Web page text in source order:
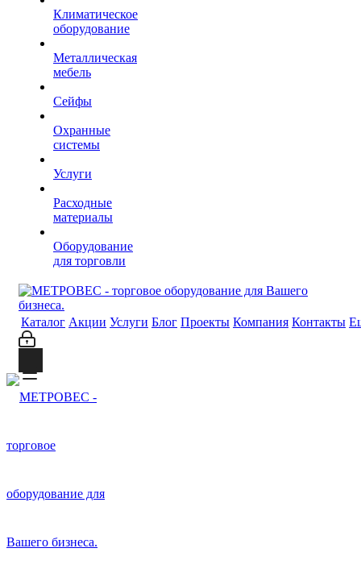
Климатическое
оборудование
Металлическая
мебель
Сейфы
Охранные
системы
Услуги
Расходные
материалы
Оборудование
для торговли
Каталог Акции Услуги Блог Проекты Компания Контакты